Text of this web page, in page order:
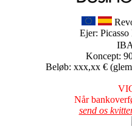
Ejer: Picasso
Koncept:
Beløb: xxx,xx €
Når
send os